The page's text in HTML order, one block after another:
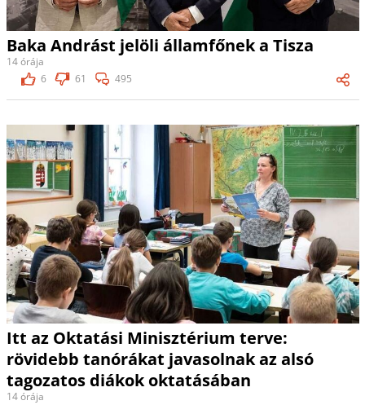
Baka Andrást jelöli államfőnek a Tisza
14 órája
6
61 495
Itt az Oktatási Minisztérium terve:
rövidebb tanórákat javasolnak az alsó
tagozatos diákok oktatásában
14 órája